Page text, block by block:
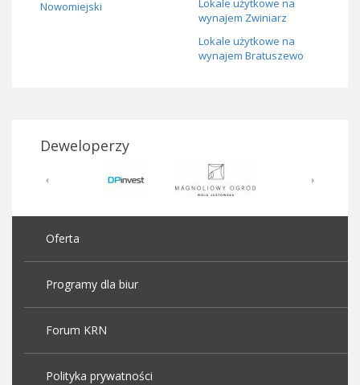
Nowomiejski
Lokale użytkowe na
wynajem Zwiniarz
Lokale użytkowe na
wynajem Bratuszewo
Deweloperzy
Oferta
Programy dla biur
Forum KRN
Polityka prywatności